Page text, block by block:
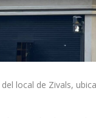
local de Zivals,